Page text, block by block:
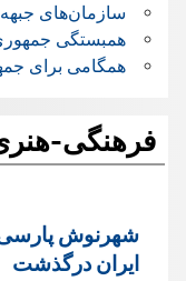
سازمان‌های
همبستگی
همگامی برای
فرهنگی-
شهرنوش
ایران درگذشت